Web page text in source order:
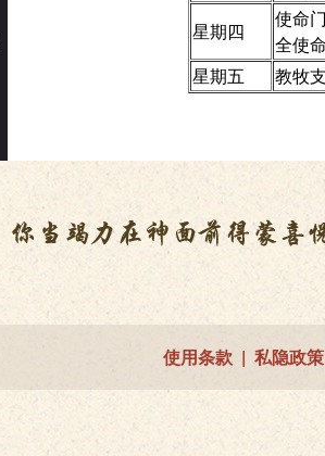
星期四
使命
全使
星期五
教牧
使用条款| 私隐政策